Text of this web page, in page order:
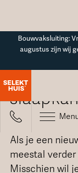
Bouwvaksluiting:
augustus zijn wij
Huis
Als je een
meestal
Misschien wil